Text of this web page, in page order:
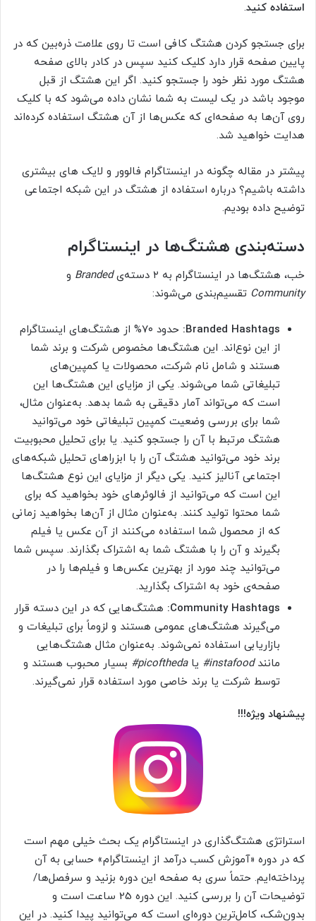
استفاده کنید.
برای جستجو کردن هشتگ کافی است تا روی علامت ذره‌بین که در
پایین صفحه قرار دارد کلیک کنید سپس در کادر بالای صفحه
هشتگ مورد نظر خود را جستجو کنید. اگر این هشتگ از قبل
موجود باشد در یک لیست به شما نشان داده می‌شود که با کلیک
روی آن‌ها به صفحه‌ای که عکس‌ها از آن هشتگ استفاده کرده‌اند
هدایت خواهید شد.
پیشتر در مقاله چگونه در اینستاگرام فالوور و لایک های بیشتری
داشته باشیم؟ درباره استفاده از هشتگ در این شبکه اجتماعی
توضیح داده بودیم.
دسته‌بندی هشتگ‌ها در اینستاگرام
خب، هشتگ‌ها در اینستاگرام به ۲ دسته‌ی Branded و
Community تقسیم‌بندی می‌شوند:
Branded Hashtags:
حدود ۷۰% از هشتگ‌های اینستاگرام
از این نوع‌اند. این هشتگ‌ها مخصوص شرکت و برند شما
هستند و شامل نام شرکت، محصولات یا کمپین‌های
تبلیغاتی شما می‌شوند. یکی از مزایای این هشتگ‌ها این
است که می‌تواند آمار دقیقی به شما بدهد. به‌عنوان مثال،
شما برای بررسی وضعیت کمپین تبلیغاتی خود می‌توانید
هشتگ مرتبط با آن را جستجو کنید. یا برای تحلیل محبوبیت
برند خود می‌توانید هشتگ آن را با ابزراهای تحلیل شبکه‌های
اجتماعی آنالیز کنید. یکی دیگر از مزایای این نوع هشتگ‌ها
این است که می‌توانید از فالوئرهای خود بخواهید که برای
شما محتوا تولید کنند. به‌عنوان مثال از آن‌ها بخواهید زمانی
که از محصول شما استفاده می‌کنند از آن عکس یا فیلم
بگیرند و آن را با هشتگ شما به اشتراک بگذارند. سپس شما
می‌توانید چند مورد از بهترین عکس‌ها و فیلم‌ها را در
صفحه‌ی خود به اشتراک بگذارید.
Community Hashtags: هشتگ‌هایی که در این دسته قرار
می‌گیرند هشتگ‌های عمومی هستند و لزوماً برای تبلیغات و
بازاریابی استفاده نمی‌شوند. به‌عنوان مثال هشتگ‌هایی
مانندinstafood# یاpicoftheda#
بسیار محبوب هستند و
توسط شرکت یا برند خاصی مورد استفاده قرار نمی‌گیرند.
پیشنهاد ویژه!!!
استراتژی هشتگ‌گذاری در اینستاگرام یک بحث خیلی مهم است
که در دوره «آموزش کسب درآمد از اینستاگرام» حسابی به آن
پرداخته‌ایم. حتماً سری به صفحه این دوره بزنید و سرفصل‌ها/
توضیحات آن را بررسی کنید. این دوره 25 ساعت است و
بدون‌شک، کامل‌ترین دوره‌ای است که می‌توانید پیدا کنید. در این